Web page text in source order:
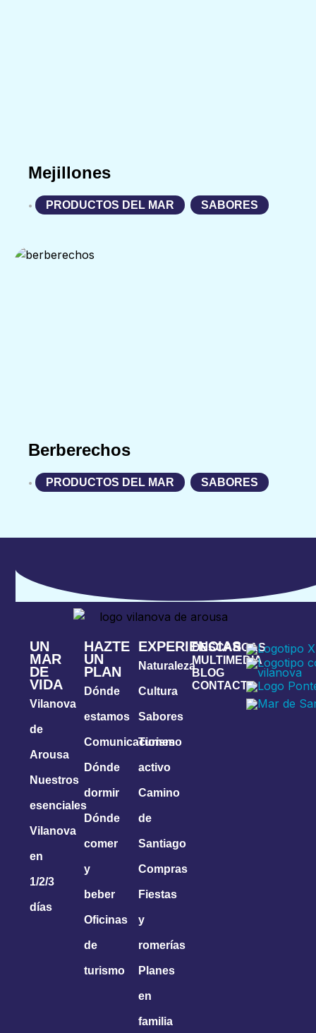
Mejillones
• PRODUCTOS DEL MAR SABORES
Berberechos
• PRODUCTOS DEL MAR SABORES
UN
MAR
DE
VIDA
Vilanova
de
Arousa
Nuestros
esenciales
Vilanova
en
1/2/3
días
HAZTE
UN
PLAN
Dónde
estamos
Comunicaciones
Dónde
dormir
Dónde
comer
y
beber
Oficinas
de
turismo
EXPERIENCIAS
Naturaleza
Cultura
Sabores
Turismo
activo
Camino
de
Santiago
Compras
Fiestas
y
romerías
Planes
en
familia
DESCARGAS
MULTIMEDIA
BLOG
CONTACTA